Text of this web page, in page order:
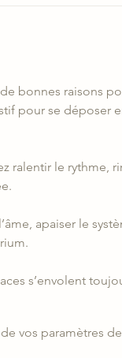
bonnes raisons
pour se déposer
ralentir le rythme,
apaiser le
s’envolent
vos paramètres